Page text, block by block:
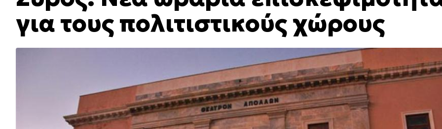
για τους πολιτιστικούς χώρους